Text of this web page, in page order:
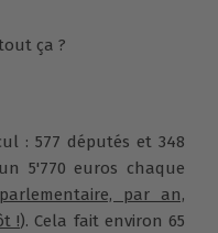
ça ?
: 577 députés et 348
5'770 euros chaque
par an,
!). Cela fait environ 65